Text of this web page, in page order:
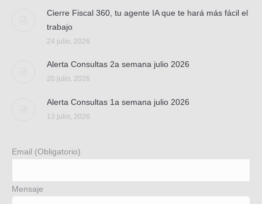
Cierre Fiscal 360, tu agente IA que te hará más fácil el
trabajo
24 julio, 2026
Alerta Consultas 2a semana julio 2026
20 julio, 2026
Alerta Consultas 1a semana julio 2026
13 julio, 2026
Email (Obligatorio)
Mensaje